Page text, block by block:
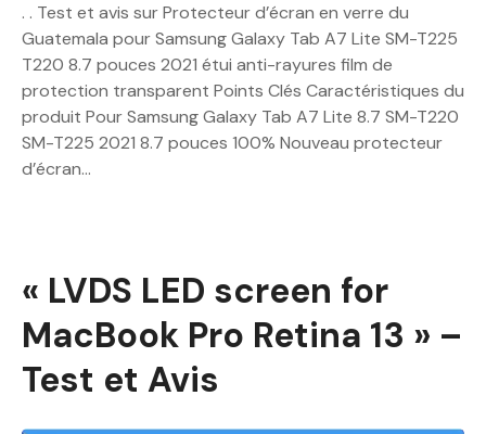
. . Test et avis sur Protecteur d’écran en verre du
Guatemala pour Samsung Galaxy Tab A7 Lite SM-T225
T220 8.7 pouces 2021 étui anti-rayures film de
protection transparent Points Clés Caractéristiques du
produit Pour Samsung Galaxy Tab A7 Lite 8.7 SM-T220
SM-T225 2021 8.7 pouces 100% Nouveau protecteur
d’écran…
« LVDS LED screen for
MacBook Pro Retina 13 » –
Test et Avis